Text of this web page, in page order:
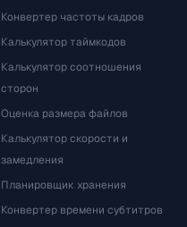
Конвертер частоты кадров
Калькулятор таймкодов
Калькулятор соотношения
сторон
Оценка размера файлов
Калькулятор скорости и
замедления
Планировщик хранения
Конвертер времени субтитров